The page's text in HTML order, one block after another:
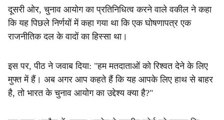
दूसरी ओर, चुनाव आयोग का प्रतिनिधित्व करने वाले वकील ने कहा
कि यह पिछले निर्णयों में कहा गया था कि एक घोषणापत्र एक
राजनीतिक दल के वादों का हिस्सा था।
इस पर, पीठ ने जवाब दिया: "हम मतदाताओं को रिश्वत देने के लिए
मुफ्त में हैं। अब अगर आप कहते हैं कि यह आपके लिए हाथ से बाहर
है, तो भारत के चुनाव आयोग का उद्देश्य क्या है?"